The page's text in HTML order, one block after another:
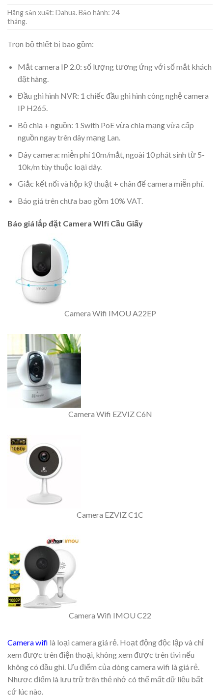
Hãng sản xuất: Dahua. Bảo hành: 24
tháng.
Trọn bộ thiết bị bao gồm:
Mắt camera IP 2.0: số lượng tương ứng với số mắt khách
đặt hàng.
Đầu ghi hình NVR: 1 chiếc đầu ghi hình công nghệ camera
IP H265.
Bộ chia + nguồn: 1 Swith PoE vừa chia mạng vừa cấp
nguồn ngay trên dây mạng Lan.
Dây camera: miễn phí 10m/mắt, ngoài 10 phát sinh từ 5-
10k/m tùy thuộc loại dây.
Giắc kết nối và hộp kỹ thuật + chân đế camera miễn phí.
Báo giá trên chưa bao gồm 10% VAT.
Báo giá lắp đặt Camera WIfi Cầu Giấy
Camera Wifi IMOU A22EP
Camera Wifi EZVIZ C6N
Camera EZVIZ C1C
Camera Wifi IMOU C22
Camera wifi là loại camera giá rẻ. Hoạt động độc lập và chỉ
xem được trên điện thoại, không xem được trên tivi nếu
không có đầu ghi. Ưu điểm của dòng camera wifi là giá rẻ.
Nhược điểm là lưu trữ trên thẻ nhớ có thể mất dữ liệu bất
cứ lúc nào.